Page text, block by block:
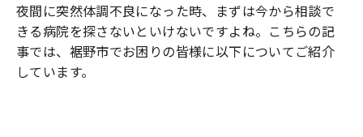
夜間に突然体調不良になった時、まずは今から相談で
きる病院を探さないといけないですよね。こちらの記
事では、 裾野市でお困りの皆様に以下についてご紹介
しています。